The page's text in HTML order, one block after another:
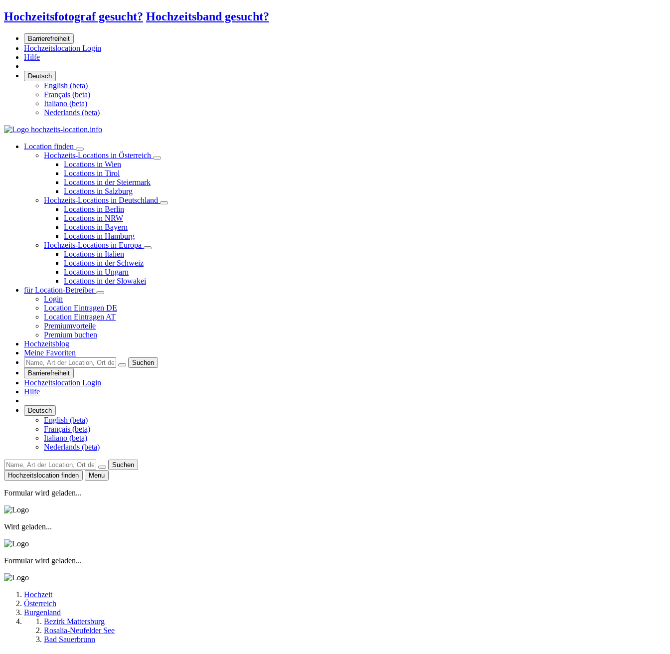
Hochzeitsfotograf gesucht? Hochzeitsband gesucht?
Barrierefreiheit
Hochzeitslocation Login
Hilfe
Deutsch
English (beta)
Français (beta)
Italiano (beta)
Nederlands (beta)
Location finden
Hochzeits-Locations in Österreich
Locations in Wien
Locations in Tirol
Locations in der Steiermark
Locations in Salzburg
Hochzeits-Locations in Deutschland
Locations in Berlin
Locations in NRW
Locations in Bayern
Locations in Hamburg
Hochzeits-Locations in Europa
Locations in Italien
Locations in der Schweiz
Locations in Ungarn
Locations in der Slowakei
für Location-Betreiber
Login
Location Eintragen DE
Location Eintragen AT
Premiumvorteile
Premium buchen
Hochzeitsblog
Meine Favoriten
Suchen
Barrierefreiheit
Hochzeitslocation Login
Hilfe
Deutsch
English (beta)
Français (beta)
Italiano (beta)
Nederlands (beta)
Suchen
Hochzeitslocation finden
Menu
Formular wird geladen...
Wird geladen...
Formular wird geladen...
Hochzeit
Österreich
Burgenland
Bezirk Mattersburg
Rosalia-Neufelder See
Bad Sauerbrunn